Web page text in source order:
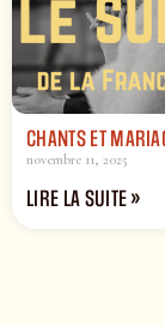
CHANTS ET
novembre 11, 2025
LIRE LA SUITE »